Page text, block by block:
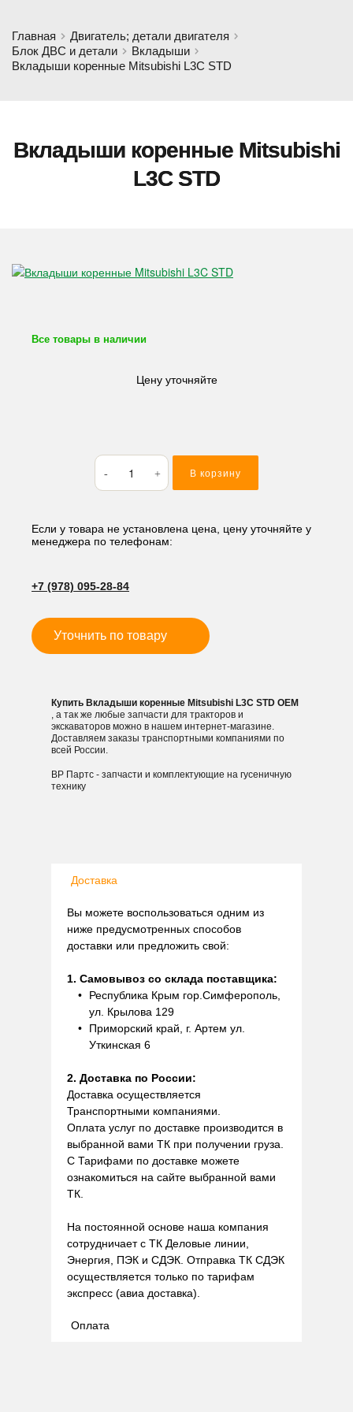
Главная
Двигатель; детали двигателя
Блок ДВС и детали
Вкладыши
Вкладыши коренные Mitsubishi L3C STD
Вкладыши коренные Mitsubishi
L3C STD
Все товары в наличии
Цену уточняйте
Количество
товара
Вкладыши
Mitsubishi
L3C
В корзину
Если у товара не установлена цена, цену уточняйте у
менеджера по телефонам:
+7 (978) 095-28-84
Уточнить по товару
Купить Вкладыши коренные Mitsubishi L3C STD OEM
, а так же любые запчасти для тракторов и
экскаваторов можно в нашем интернет-магазине.
Доставляем заказы транспортными компаниями по
всей России.
ВР Партс - запчасти и комплектующие на гусеничную
технику
Доставка
Вы можете воспользоваться одним из
ниже предусмотренных способов
доставки или предложить свой:
1. Самовывоз со склада поставщика:
Республика Крым гор.Симферополь,
ул. Крылова 129
Приморский край, г. Артем ул.
Уткинская 6
2. Доставка по России:
Доставка осуществляется
Транспортными компаниями.
Оплата услуг по доставке производится в
выбранной вами ТК при получении груза.
С Тарифами по доставке можете
ознакомиться на сайте выбранной вами
ТК.
На постоянной основе наша компания
сотрудничает с ТК Деловые линии,
Энергия, ПЭК и СДЭК. Отправка ТК СДЭК
осуществляется только по тарифам
экспресс (авиа доставка).
Оплата